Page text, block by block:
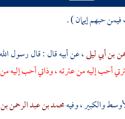
حبهم إيمان ) .
بن أبي ليلى، عن أبيه قال : قال رسول
أحب إليه من عترته ، وذاتي أحب إليه
والكبير ، وفيهمحمد بن عبد الرحمن بن